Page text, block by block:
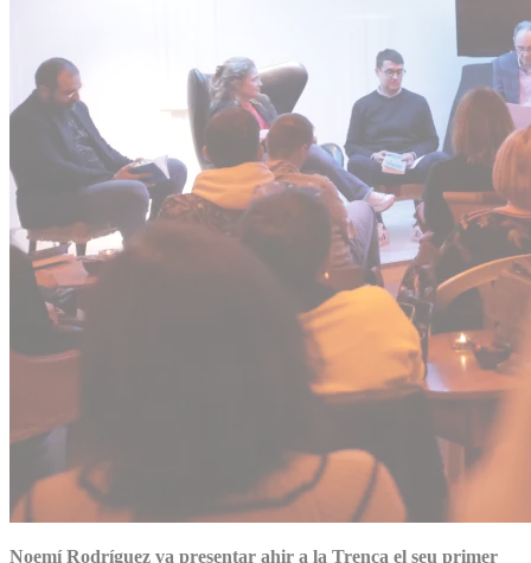
Noemí Rodríguez va presentar ahir a la Trenca el seu primer